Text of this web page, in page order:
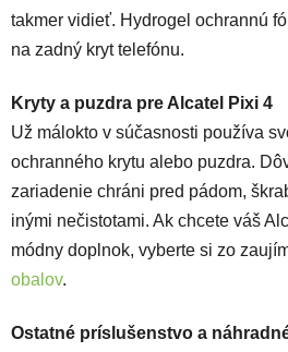
takmer vidieť. Hydrogel ochrannú
na zadný kryt telefónu.
Kryty a puzdra pre Alcatel Pixi 4
Už málokto v súčasnosti používa
ochranného krytu alebo puzdra.
zariadenie chráni pred pádom,
inými nečistotami. Ak chcete váš
módny doplnok, vyberte si zo
obalov.
Ostatné príslušenstvo a